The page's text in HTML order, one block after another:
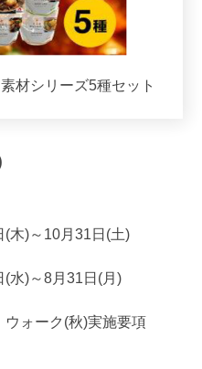
材シリーズ5種セット
(木)～10月31日(土)
(水)～8月31日(月)
ォーク(秋)実施要項